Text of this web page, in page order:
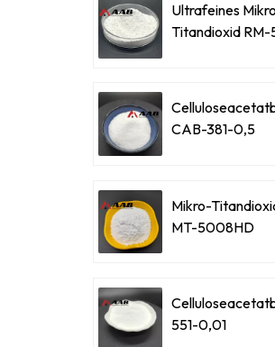
Ultrafeines
Titandioxid
CAB-381-0,5
Mikro-
MT-5008HD
551-0,01